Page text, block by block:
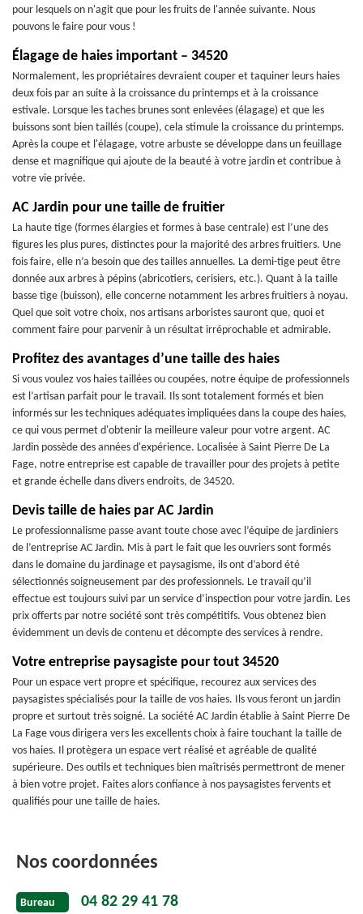
pour lesquels on n'agit que pour les fruits de l'année suivante. Nous
pouvons le faire pour vous !
Élagage de haies important – 34520
Normalement, les propriétaires devraient couper et taquiner leurs haies
deux fois par an suite à la croissance du printemps et à la croissance
estivale. Lorsque les taches brunes sont enlevées (élagage) et que les
buissons sont bien taillés (coupe), cela stimule la croissance du printemps.
Après la coupe et l'élagage, votre arbuste se développe dans un feuillage
dense et magnifique qui ajoute de la beauté à votre jardin et contribue à
votre vie privée.
AC Jardin pour une taille de fruitier
La haute tige (formes élargies et formes à base centrale) est l’une des
figures les plus pures, distinctes pour la majorité des arbres fruitiers. Une
fois faire, elle n’a besoin que des tailles annuelles. La demi-tige peut être
donnée aux arbres à pépins (abricotiers, cerisiers, etc.). Quant à la taille
basse tige (buisson), elle concerne notamment les arbres fruitiers à noyau.
Quel que soit votre choix, nos artisans arboristes sauront que, quoi et
comment faire pour parvenir à un résultat irréprochable et admirable.
Profitez des avantages d’une taille des haies
Si vous voulez vos haies taillées ou coupées, notre équipe de professionnels
est l’artisan parfait pour le travail. Ils sont totalement formés et bien
informés sur les techniques adéquates impliquées dans la coupe des haies,
ce qui vous permet d'obtenir la meilleure valeur pour votre argent. AC
Jardin possède des années d'expérience. Localisée à Saint Pierre De La
Fage, notre entreprise est capable de travailler pour des projets à petite
et grande échelle dans divers endroits, de 34520.
Devis taille de haies par AC Jardin
Le professionnalisme passe avant toute chose avec l’équipe de jardiniers
de l’entreprise AC Jardin. Mis à part le fait que les ouvriers sont formés
dans le domaine du jardinage et paysagisme, ils ont d’abord été
sélectionnés soigneusement par des professionnels. Le travail qu’il
effectue est toujours suivi par un service d’inspection pour votre jardin. Les
prix offerts par notre société sont très compétitifs. Vous obtenez bien
évidemment un devis de contenu et décompte des services à rendre.
Votre entreprise paysagiste pour tout 34520
Pour un espace vert propre et spécifique, recourez aux services des
paysagistes spécialisés pour la taille de vos haies. Ils vous feront un jardin
propre et surtout très soigné. La société AC Jardin établie à Saint Pierre De
La Fage vous dirigera vers les excellents choix à faire touchant la taille de
vos haies. Il protègera un espace vert réalisé et agréable de qualité
supérieure. Des outils et techniques bien maîtrisés permettront de mener
à bien votre projet. Faites alors confiance à nos paysagistes fervents et
qualifiés pour une taille de haies.
Nos coordonnées
Bureau 04 82 29 41 78